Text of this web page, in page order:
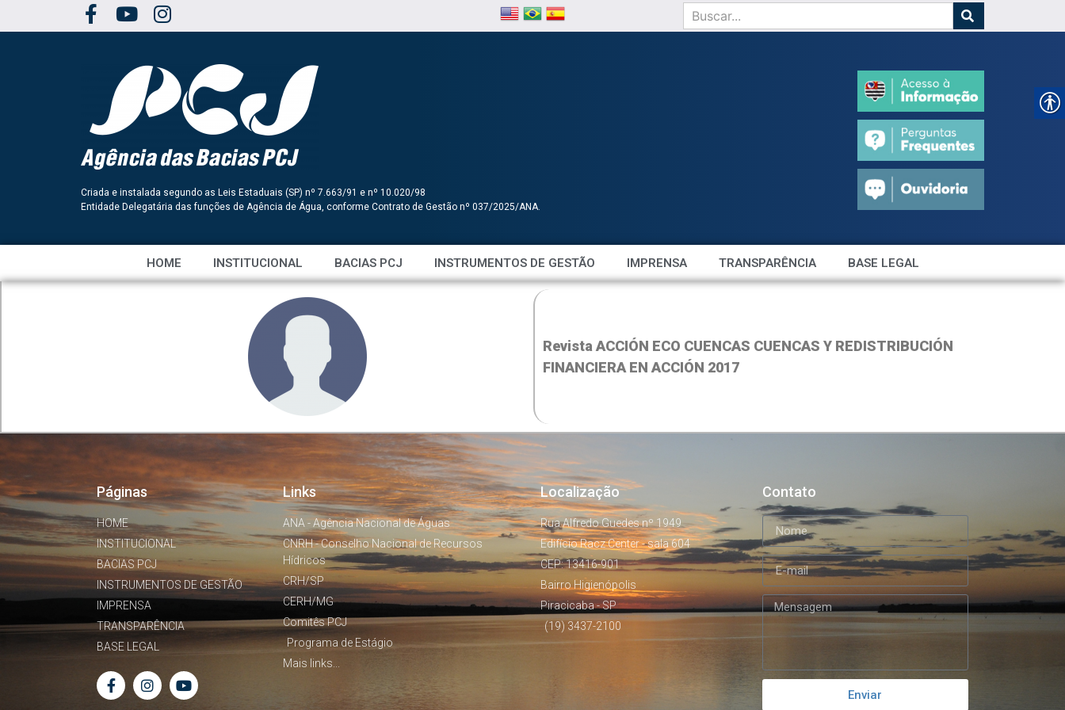
Criada e instalada segundo as Leis Estaduais (SP) nº 7.663/91 e nº 10.020/98
Entidade Delegatária das funções de Agência de Água, conforme Contrato de Gestão nº 037/2025/ANA.
HOME INSTITUCIONAL BACIAS PCJ INSTRUMENTOS DE GESTÃO IMPRENSA TRANSPARÊNCIA BASE LEGAL
Revista ACCIÓN ECO CUENCAS CUENCAS Y REDISTRIBUCIÓN
FINANCIERA EN ACCIÓN 2017
Páginas
HOME
INSTITUCIONAL
BACIAS PCJ
INSTRUMENTOS DE GESTÃO
IMPRENSA
TRANSPARÊNCIA
BASE LEGAL
Links
ANA - Agência Nacional de Águas
CNRH - Conselho Nacional de Recursos
Hídricos
CRH/SP
CERH/MG
Comitês PCJ
Programa de Estágio
Mais links...
Localização
Rua Alfredo Guedes nº 1949
Edifício Racz Center - sala 604
CEP: 13416-901
Bairro Higienópolis
Piracicaba - SP
(19) 3437-2100
Contato
Enviar